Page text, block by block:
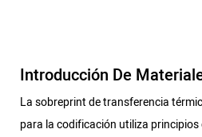
Introducción De
La sobreprint de transferencia
para la codificación utiliza